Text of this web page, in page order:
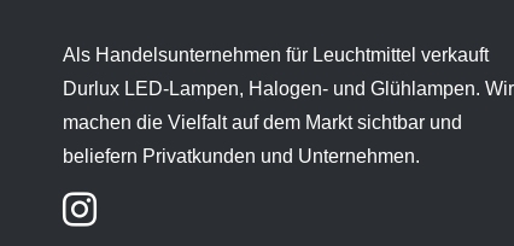
Als Handelsunternehmen für Leuchtmittel verkauft
Durlux LED-Lampen, Halogen- und Glühlampen. Wir
machen die Vielfalt auf dem Markt sichtbar und
beliefern Privatkunden und Unternehmen.